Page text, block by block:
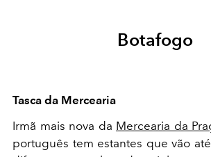
Botafogo
Tasca da Mercearia
Irmã mais nova da Mercearia da
português tem estantes que vão